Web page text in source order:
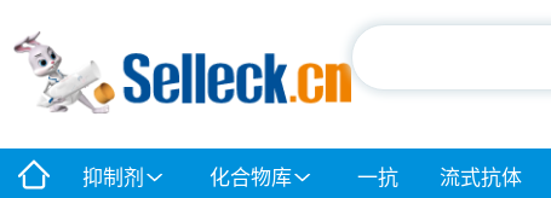
抑制剂 化合物库 一抗 流式抗体